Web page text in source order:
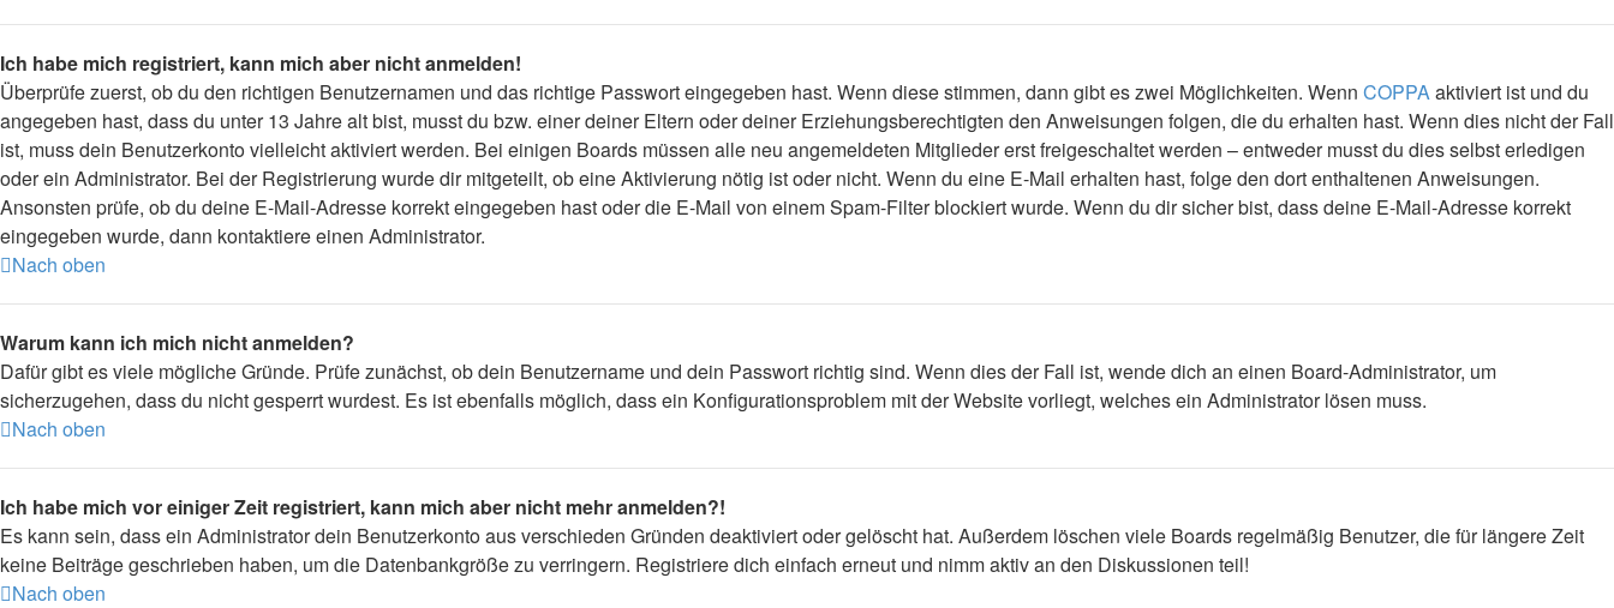
Ich habe mich registriert, kann mich aber nicht anmelden!
Überprüfe zuerst, ob du den richtigen Benutzernamen und das richtige Passwort eingegeben hast. Wenn diese stimmen, dann gibt es zwei Möglichkeiten. Wenn COPPAaktiviert ist und du
angegeben hast, dass du unter 13 Jahre alt bist, musst du bzw. einer deiner Eltern oder deiner Erziehungsberechtigten den Anweisungen folgen, die du erhalten hast. Wenn dies nicht der Fall
ist, muss dein Benutzerkonto vielleicht aktiviert werden. Bei einigen Boards müssen alle neu angemeldeten Mitglieder erst freigeschaltet werden – entweder musst du dies selbst erledigen
oder ein Administrator. Bei der Registrierung wurde dir mitgeteilt, ob eine Aktivierung nötig ist oder nicht. Wenn du eine E-Mail erhalten hast, folge den dort enthaltenen Anweisungen.
Ansonsten prüfe, ob du deine E-Mail-Adresse korrekt eingegeben hast oder die E-Mail von einem Spam-Filter blockiert wurde. Wenn du dir sicher bist, dass deine E-Mail-Adresse korrekt
eingegeben wurde, dann kontaktiere einen Administrator.
Nach oben
Warum kann ich mich nicht anmelden?
Dafür gibt es viele mögliche Gründe. Prüfe zunächst, ob dein Benutzername und dein Passwort richtig sind. Wenn dies der Fall ist, wende dich an einen Board-Administrator, um
sicherzugehen, dass du nicht gesperrt wurdest. Es ist ebenfalls möglich, dass ein Konfigurationsproblem mit der Website vorliegt, welches ein Administrator lösen muss.
Nach oben
Ich habe mich vor einiger Zeit registriert, kann mich aber nicht mehr anmelden?!
Es kann sein, dass ein Administrator dein Benutzerkonto aus verschieden Gründen deaktiviert oder gelöscht hat. Außerdem löschen viele Boards regelmäßig Benutzer, die für längere Zeit
keine Beiträge geschrieben haben, um die Datenbankgröße zu verringern. Registriere dich einfach erneut und nimm aktiv an den Diskussionen teil!
Nach oben